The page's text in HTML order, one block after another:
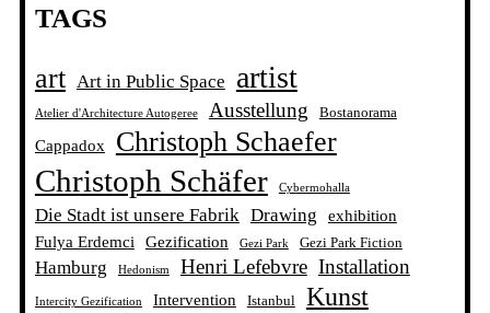
TAGS
art Art in Public Space artist
Atelier d'Architecture Autogeree Ausstellung Bostanorama
Cappadox Christoph Schaefer
Christoph Schäfer Cybermohalla
Die Stadt ist unsere Fabrik Drawing
exhibition
Fulya Erdemci
Gezification Gezi Park Gezi Park Fiction
Hamburg Hedonism Henri Lefebvre Installation
Intercity Gezification Intervention Istanbul Kunst